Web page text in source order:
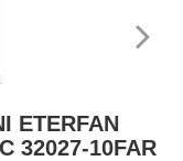
32027-10FAR